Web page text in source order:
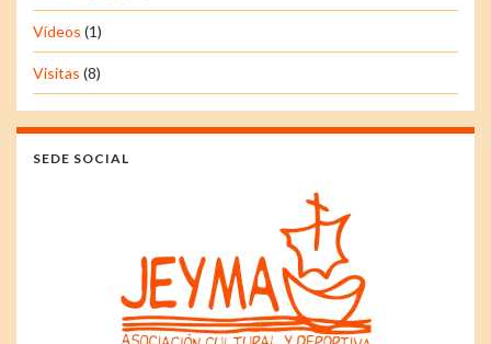
Vídeos (1)
Visitas (8)
SEDE SOCIAL